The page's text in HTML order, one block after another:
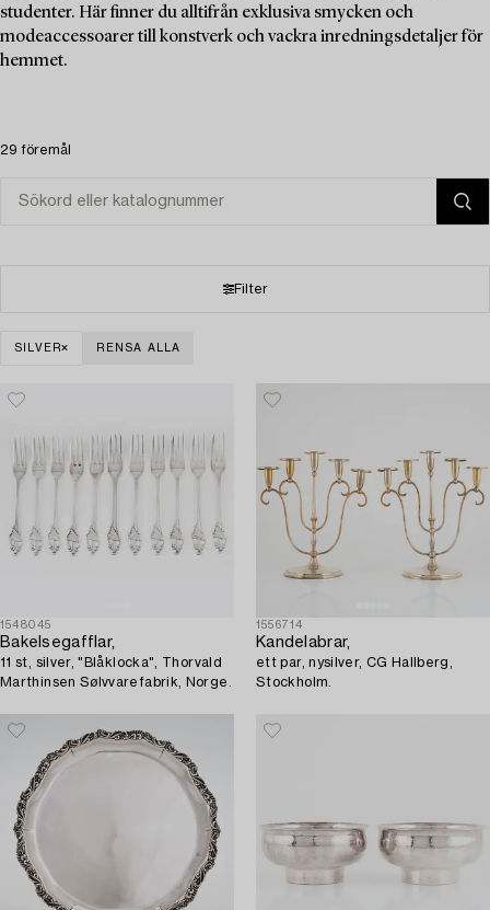
studenter. Här finner du alltifrån exklusiva smycken och
modeaccessoarer till konstverk och vackra inredningsdetaljer för
hemmet.
29 föremål
Filter
SILVER RENSA ALLA
1548045
Bakelsegafflar,
11 st, silver, "Blåklocka", Thorvald
Marthinsen Sølvvarefabrik, Norge.
1556714
Kandelabrar,
ett par, nysilver, CG Hallberg,
Stockholm.